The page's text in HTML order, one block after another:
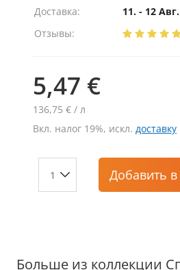
Доставка:
11. - 12 Авг.
Отзывы:
5,47 €
136,75 € / л
Вкл. налог 19%, искл. доставку
Добавить
Больше из коллекции